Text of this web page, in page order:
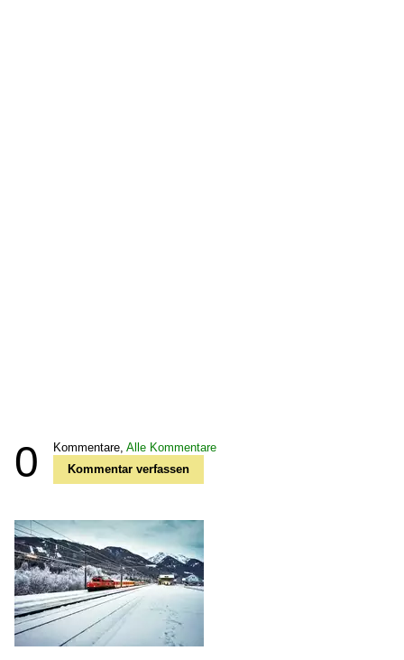
0 Kommentare, Alle Kommentare
Kommentar verfassen